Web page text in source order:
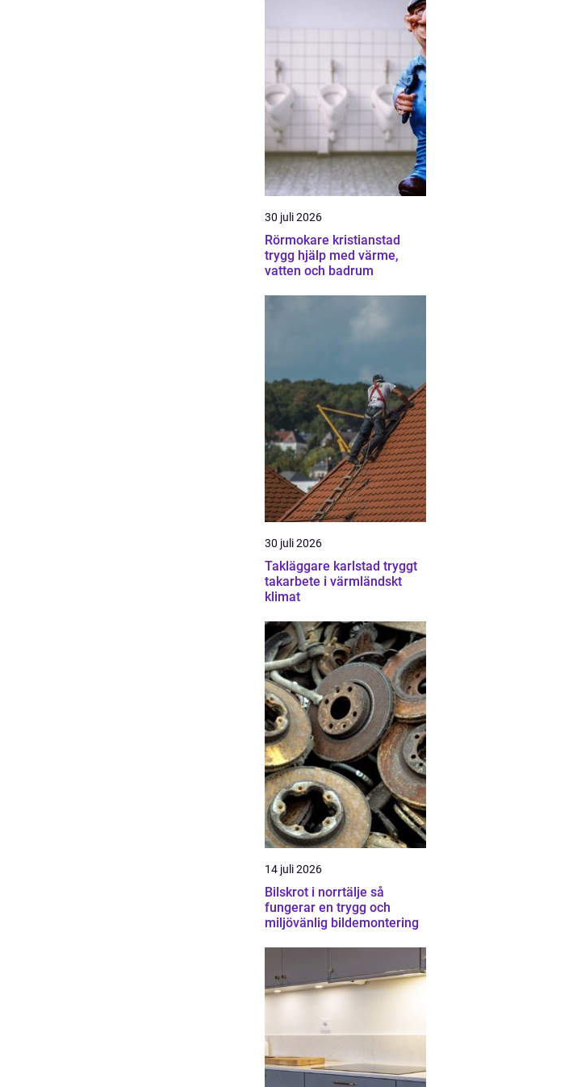
30 juli 2026
Rörmokare kristianstad
trygg hjälp med värme,
vatten och badrum
30 juli 2026
Takläggare karlstad tryggt
takarbete i värmländskt
klimat
14 juli 2026
Bilskrot i norrtälje så
fungerar en trygg och
miljövänlig bildemontering